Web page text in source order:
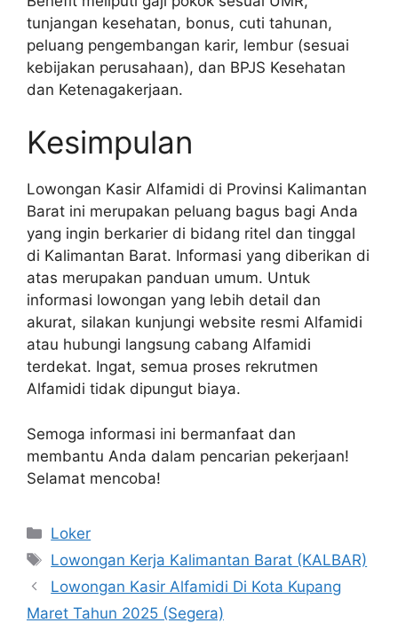
tunjangan kesehatan, bonus, cuti tahunan,
peluang pengembangan karir, lembur (sesuai
kebijakan perusahaan), dan BPJS Kesehatan
dan Ketenagakerjaan.
Kesimpulan
Lowongan Kasir Alfamidi di Provinsi Kalimantan
Barat ini merupakan peluang bagus bagi Anda
yang ingin berkarier di bidang ritel dan tinggal
di Kalimantan Barat. Informasi yang diberikan di
atas merupakan panduan umum. Untuk
informasi lowongan yang lebih detail dan
akurat, silakan kunjungi website resmi Alfamidi
atau hubungi langsung cabang Alfamidi
terdekat. Ingat, semua proses rekrutmen
Alfamidi tidak dipungut biaya.
Semoga informasi ini bermanfaat dan
membantu Anda dalam pencarian pekerjaan!
Selamat mencoba!
Kategori
Loker
Tag
Lowongan Kerja Kalimantan Barat (KALBAR)
Lowongan Kasir Alfamidi Di Kota Kupang
Maret Tahun 2025 (Segera)